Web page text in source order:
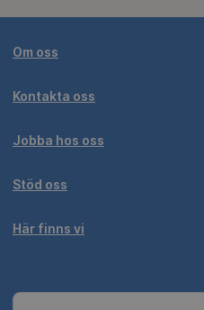
Om oss
Kontakta oss
Jobba hos oss
Stöd oss
Här finns vi